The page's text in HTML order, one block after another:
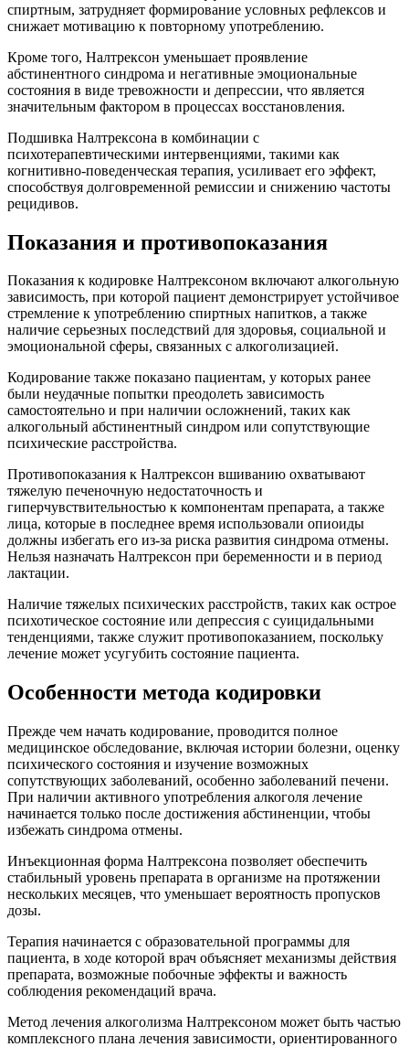
спиртным, затрудняет формирование условных рефлексов и
снижает мотивацию к повторному употреблению.
Кроме того, Налтрексон уменьшает проявление
абстинентного синдрома и негативные эмоциональные
состояния в виде тревожности и депрессии, что является
значительным фактором в процессах восстановления.
Подшивка Налтрексона в комбинации с
психотерапевтическими интервенциями, такими как
когнитивно-поведенческая терапия, усиливает его эффект,
способствуя долговременной ремиссии и снижению частоты
рецидивов.
Показания и противопоказания
Показания к кодировке Налтрексоном включают алкогольную
зависимость, при которой пациент демонстрирует устойчивое
стремление к употреблению спиртных напитков, а также
наличие серьезных последствий для здоровья, социальной и
эмоциональной сферы, связанных с алкоголизацией.
Кодирование также показано пациентам, у которых ранее
были неудачные попытки преодолеть зависимость
самостоятельно и при наличии осложнений, таких как
алкогольный абстинентный синдром или сопутствующие
психические расстройства.
Противопоказания к Налтрексон вшиванию охватывают
тяжелую печеночную недостаточность и
гиперчувствительностью к компонентам препарата, а также
лица, которые в последнее время использовали опиоиды
должны избегать его из-за риска развития синдрома отмены.
Нельзя назначать Налтрексон при беременности и в период
лактации.
Наличие тяжелых психических расстройств, таких как острое
психотическое состояние или депрессия с суицидальными
тенденциями, также служит противопоказанием, поскольку
лечение может усугубить состояние пациента.
Особенности метода кодировки
Прежде чем начать кодирование, проводится полное
медицинское обследование, включая истории болезни, оценку
психического состояния и изучение возможных
сопутствующих заболеваний, особенно заболеваний печени.
При наличии активного употребления алкоголя лечение
начинается только после достижения абстиненции, чтобы
избежать синдрома отмены.
Инъекционная форма Налтрексона позволяет обеспечить
стабильный уровень препарата в организме на протяжении
нескольких месяцев, что уменьшает вероятность пропусков
дозы.
Терапия начинается с образовательной программы для
пациента, в ходе которой врач объясняет механизмы действия
препарата, возможные побочные эффекты и важность
соблюдения рекомендаций врача.
Метод лечения алкоголизма Налтрексоном может быть частью
комплексного плана лечения зависимости, ориентированного